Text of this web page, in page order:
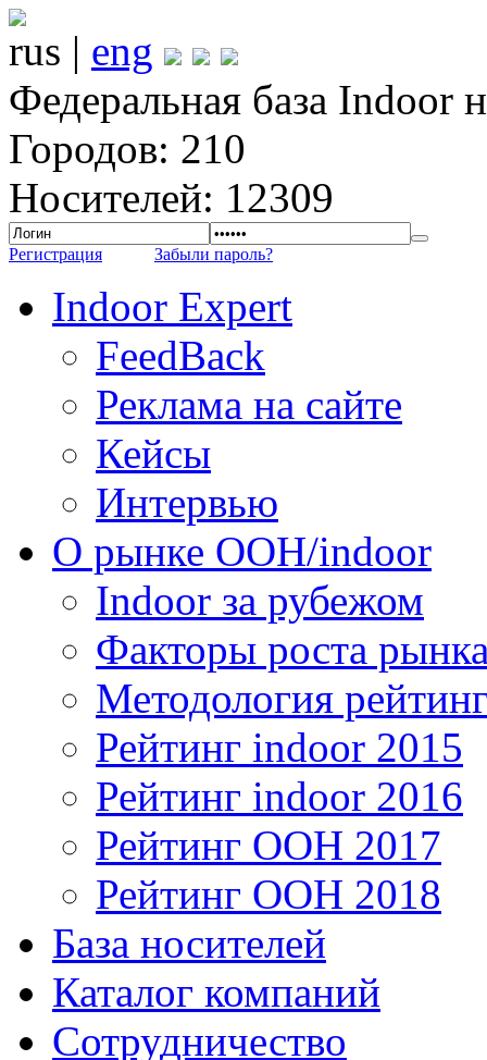
rus | eng
Федеральная база Indoor
Городов: 210
Носителей: 12309
Регистрация Забыли пароль?
Indoor Expert
FeedBack
Реклама на сайте
Кейсы
Интервью
О рынке OOH/indoor
Indoor за рубежом
Факторы роста
Методология
Рейтинг indoor 2015
Рейтинг indoor 2016
Рейтинг OOH 2017
Рейтинг OOH 2018
База носителей
Каталог компаний
Сотрудничество